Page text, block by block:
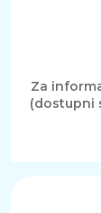
Za
(dostupni